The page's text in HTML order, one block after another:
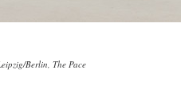
Berlin, The Pace